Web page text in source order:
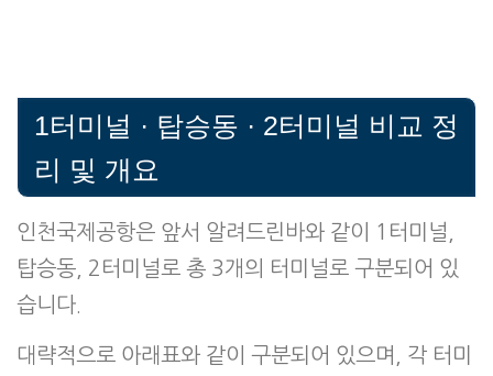
1터미널 · 탑승동 · 2터미널 비교 정
리 및 개요
인천국제공항은 앞서 알려드린바와 같이 1터미널,
탑승동, 2터미널로 총 3개의 터미널로 구분되어 있
습니다.
대략적으로 아래표와 같이 구분되어 있으며, 각 터미